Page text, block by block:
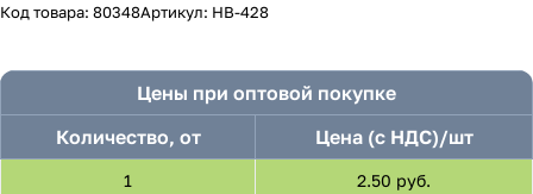
Код товара: 80348Артикул: HB-428
Цены при оптовой покупке
Количество, от
Цена (с НДС)/шт
1 2.50 руб.